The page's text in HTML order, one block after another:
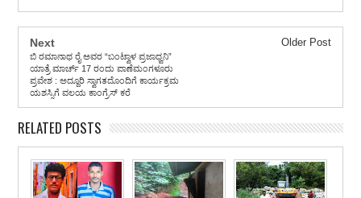
Next
ಬಿ ರಮಾನಾಥ ರೈ ಅವರ “ಬಂಟ್ವಾಳ ಪ್ರಜಾಧ್ವನಿ”
ಯಾತ್ರೆ ಮಾರ್ಚ್ 17 ರಂದು ಪಾಣೆಮಂಗಳೂರು
ಪ್ರವೇಶ : ಅದ್ದೂರಿ ಸ್ವಾಗತದೊಂದಿಗೆ ಕಾರ್ಯಕ್ರಮ
ಯಶಸ್ಸಿಗೆ ವಲಯ ಕಾಂಗ್ರೆಸ್ ಕರೆ
Older Post
RELATED POSTS